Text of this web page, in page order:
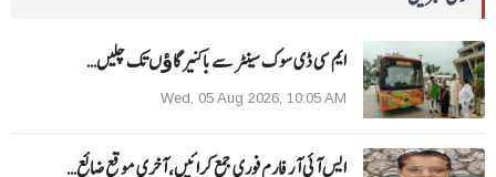
ایم سی ڈی سوک سینٹر سے باکنیر گاﺅں تک چلیں…
Wed, 05 Aug 2026, 10:05 AM
ایس آئی آر فارم فوری جمع کرائیں، آخری موقع ضائع…